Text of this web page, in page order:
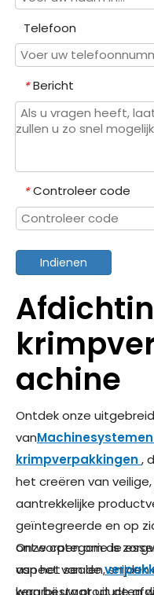
Telefoon
* Bericht
* Controleer code
Indienen
achine
Ontdek onze
van
krimpverpakkingen ,
het creëren van
aantrekkelijke
geïntegreerde en op
ontworpen om de
van het sealen,
waarbij uw producten
Onze categorie is
aspect van de
kern bestaat uit de